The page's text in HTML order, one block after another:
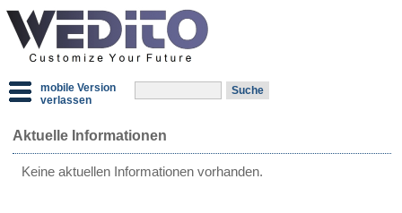
mobile Version
verlassen
Aktuelle Informationen
Keine aktuellen Informationen vorhanden.